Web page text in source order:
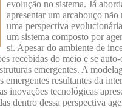
evolução no sistema. Já
apresentar um arcabouço
uma perspectiva
um sistema composto por
si. Apesar do ambiente de
recebidas do meio e se
emergentes. A
resultantes da
inovações tecnológicas
dentro dessa perspectiva